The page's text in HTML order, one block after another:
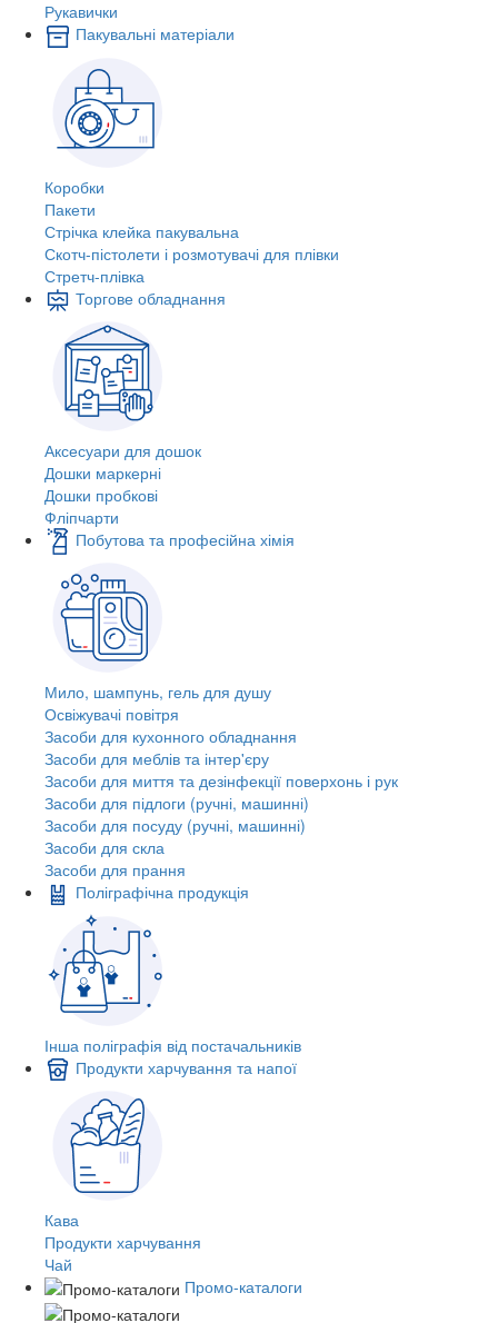
Рукавички
Пакувальні матеріали
Коробки
Пакети
Стрічка клейка пакувальна
Скотч-пістолети і розмотувачі для плівки
Стретч-плівка
Торгове обладнання
Аксесуари для дошок
Дошки маркерні
Дошки пробкові
Фліпчарти
Побутова та професійна хімія
Мило, шампунь, гель для душу
Освіжувачі повітря
Засоби для кухонного обладнання
Засоби для меблів та інтер'єру
Засоби для миття та дезінфекції поверхонь і рук
Засоби для підлоги (ручні, машинні)
Засоби для посуду (ручні, машинні)
Засоби для скла
Засоби для прання
Поліграфічна продукція
Інша поліграфія від постачальників
Продукти харчування та напої
Кава
Продукти харчування
Чай
Промо-каталоги